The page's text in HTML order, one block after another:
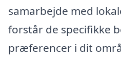
samarbejde med
forstår de specifikke
præferencer i dit